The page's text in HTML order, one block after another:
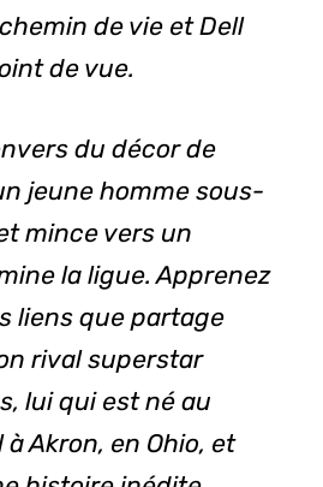
de vie et Dell
de vue.
du décor de
jeune homme sous-
mince vers un
la ligue. Apprenez
liens que partage
rivalsuperstar
lui qui est né au
Akron, en Ohio, et